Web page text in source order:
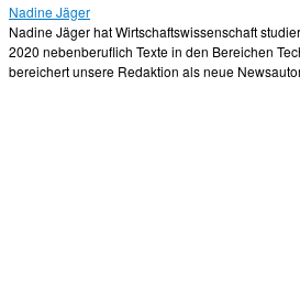
Nadine Jäger
Nadine Jäger hat Wirtschaftswissenschaft
2020 nebenberuflich Texte in den Bereichen
bereichert unsere Redaktion als neue